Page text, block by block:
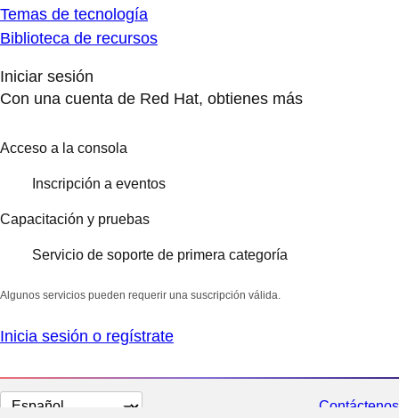
Temas de tecnología
Biblioteca de recursos
Iniciar sesión
Con una cuenta de Red Hat, obtienes más
Acceso a la consola
Inscripción a eventos
Capacitación y pruebas
Servicio de soporte de primera categoría
Algunos servicios pueden requerir una suscripción válida.
Inicia sesión o regístrate
Cambiar
Contáctenos